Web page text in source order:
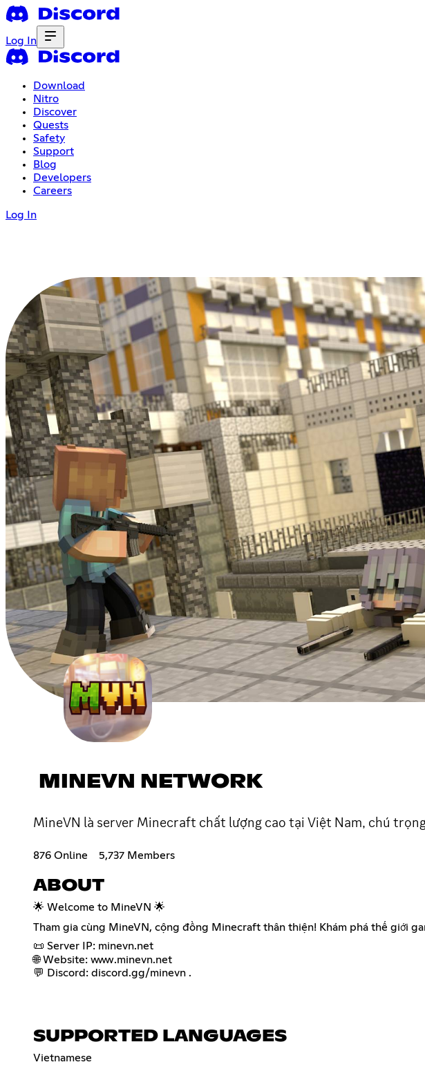
Log In
Download
Nitro
Discover
Quests
Safety
Support
Blog
Developers
Careers
Log In
MINEVN NETWORK
MineVN là server Minecraft chất lượng cao tại Việt Nam, chú
876 Online 5,737 Members
ABOUT
🌟 Welcome to MineVN 🌟
Tham gia cùng MineVN, cộng đồng Minecraft thân thiện! Khám phá thế giới
📜 Server IP: minevn.net
🌐 Website: www.minevn.net
💬 Discord: discord.gg/minevn .
SUPPORTED LANGUAGES
Vietnamese